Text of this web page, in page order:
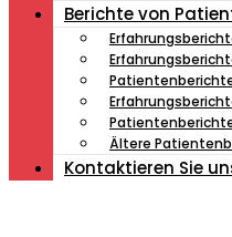
Berichte von
Patientenberichte
Ältere
Kontaktieren Sie